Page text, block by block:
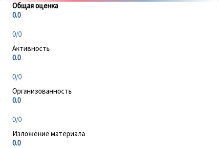
Общая оценка
0.0
0/0
Активность
0.0
0/0
Организованность
0.0
0/0
Изложение материала
0.0